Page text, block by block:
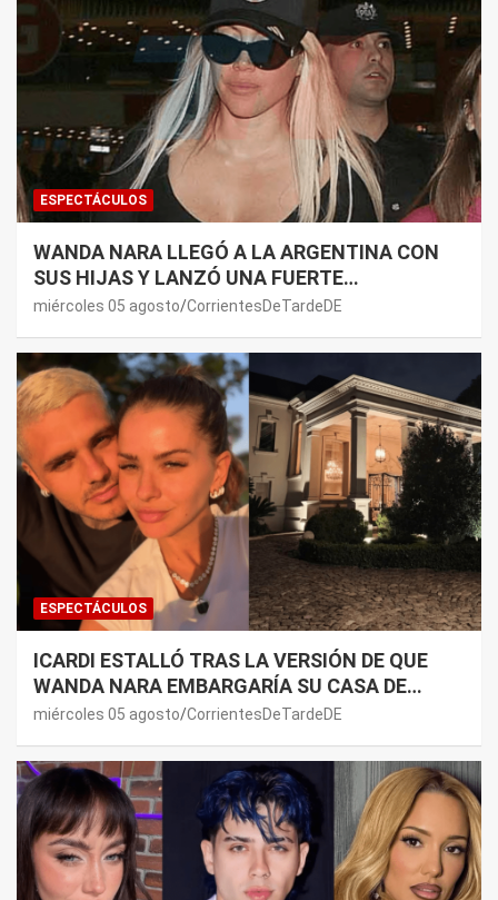
ESPECTÁCULOS
WANDA NARA LLEGÓ A LA ARGENTINA CON
SUS HIJAS Y LANZÓ UNA FUERTE
PREMONICIÓN SOBRE MAURO ICARDI
miércoles 05 agosto CorrientesDeTardeDE
ESPECTÁCULOS
ICARDI ESTALLÓ TRAS LA VERSIÓN DE QUE
WANDA NARA EMBARGARÍA SU CASA DE
NORDELTA: “NECESITAN RASCAR DE ALGÚN
miércoles 05 agosto CorrientesDeTardeDE